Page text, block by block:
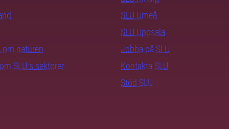
naturen
SLU:s sektorer
SLU Umeå
SLU Uppsala
Jobba på SLU
Kontakta SLU
Stöd SLU